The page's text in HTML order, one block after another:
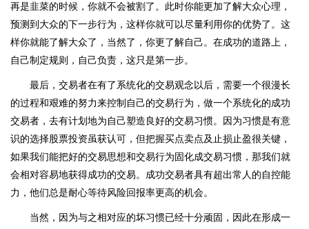
再是韭菜的时候，你就不会被割了。此时你能更加了解大众心理，
预测到大众的下一步行为，这样你就可以尽量利用你的优势了。这
样你就能了解大众了，当然了，你更了解自己。在成功的道路上，
自己制定规则，自己负责，这只是第一步。
最后，交易者在有了系统化的交易观念以后，需要一个很漫长
的过程和艰难的努力来控制自己的交易行为，做一个系统化的成功
交易者，去有计划地为自己塑造良好的交易习惯。因为习惯是有意
识的选择股票投资虽获认可，但把握买点卖点及止损止盈很关键，
如果我们能把好的交易思想和交易行为固化成交易习惯，那我们就
会相对容易地获得成功的交易。成功交易者具有超出常人的自控能
力，他们总是耐心等待风险回报率更高的机会。
当然，因为与之相对应的坏习惯已经十分顽固，因此在形成一